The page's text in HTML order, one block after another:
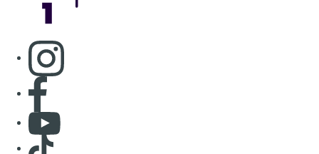
S'abonner à notre newsletter
Connaître BX1
Publicité
Offres d'emploi
Contact
Mentions légales
Politique de cookies (UE)